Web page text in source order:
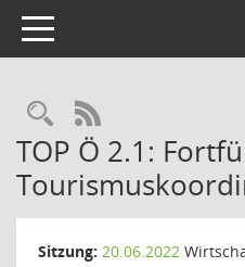
Toggle navigation
RSS-Feed
TOP Ö 2.1:
Sitzung: 20.06.2022